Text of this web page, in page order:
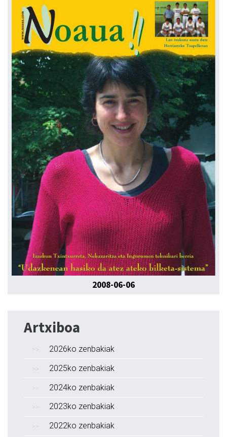
2008-06-06
Artxiboa
2026ko zenbakiak
2025ko zenbakiak
2024ko zenbakiak
2023ko zenbakiak
2022ko zenbakiak